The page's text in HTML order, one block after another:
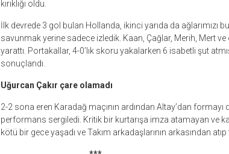
kırıklığı oldu.
İlk devrede 3 gol bulan Hollanda, ikinci yarıda da ağlarımızı
savunmak yerine sadece izledik. Kaan, Çağlar, Merih, Mert ve
yarattı. Portakallar, 4-0’lık skoru yakalarken 6 isabetli şut
sonuçlandı.
Uğurcan Çakır çare olamadı
2-2 sona eren Karadağ maçının ardından Altay’dan
performans sergiledi. Kritik bir kurtarışa imza atamayan ve
kötü bir gece yaşadı ve Takım arkadaşlarının arkasından at